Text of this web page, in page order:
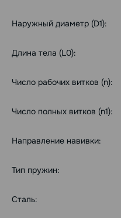
Наружный диаметр (D1):
Длина тела (L0):
Число рабочих витков (n):
Число полных витков (n1):
Направление навивки:
Тип пружин:
Сталь: